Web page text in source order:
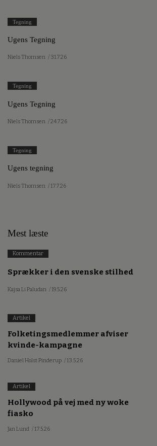
Tegning
Ugens Tegning
Niels Thomsen / 31.7.26
Tegning
Ugens Tegning
Niels Thomsen / 24.7.26
Tegning
Ugens tegning
Niels Thomsen / 17.7.26
Mest læste
Kommentar
Sprækker i den svenske stilhed
Kajsa Li Paludan / 19.5.26
Artikel
Folketingsmedlemmer afviser
kvinde-kampagne
Daniel Holst Pinderup / 13.5.26
Artikel
Hollywood på vej med ny woke
fiasko
Jan Lund / 17.5.26